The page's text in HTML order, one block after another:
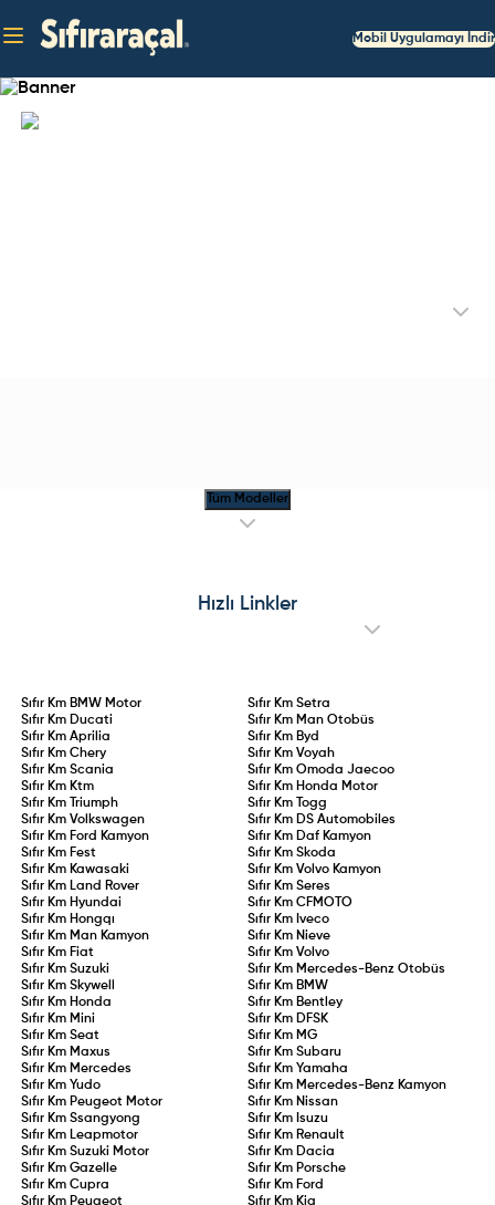
Mobil Uygulamayı İndir
Tüm Modeller
Hızlı Linkler
Sıfır Km BMW Motor Sıfır Km Setra
Sıfır Km Ducati Sıfır Km Man Otobüs
Sıfır KmAprilia Sıfır Km Byd
Sıfır KmChery Sıfır Km Voyah
Sıfır KmScania Sıfır Km Omoda Jaecoo
Sıfır Km Ktm Sıfır Km Honda Motor
Sıfır Km
Triumph Sıfır Km
Togg
Sıfır KmVolkswagen Sıfır Km DS Automobiles
Sıfır Km Ford Kamyon Sıfır Km Daf Kamyon
Sıfır Km Fest Sıfır Km Skoda
Sıfır Km Kawasaki Sıfır Km Volvo Kamyon
Sıfır Km Land Rover Sıfır Km Seres
Sıfır Km Hyundai Sıfır Km CFMOTO
Sıfır Km Hongqı Sıfır Km Iveco
Sıfır Km Man Kamyon Sıfır Km Nieve
Sıfır Km Fiat Sıfır Km Volvo
Sıfır KmSuzuki Sıfır Km Mercedes-Benz Otobüs
Sıfır KmSkywell Sıfır Km BMW
Sıfır Km Honda Sıfır Km Bentley
Sıfır Km Mini Sıfır Km DFSK
Sıfır KmSeat Sıfır Km MG
Sıfır Km Maxus Sıfır Km Subaru
Sıfır Km Mercedes Sıfır Km Yamaha
Sıfır KmYudo Sıfır Km Mercedes-Benz Kamyon
Sıfır Km Peugeot Motor Sıfır Km Nissan
Sıfır KmSsangyong Sıfır Km Isuzu
Sıfır Km Leapmotor Sıfır Km Renault
Sıfır KmSuzuki Motor Sıfır Km Dacia
Sıfır KmGazelle Sıfır Km Porsche
Sıfır KmCupra Sıfır Km Ford
Sıfır Km Peugeot Sıfır Km Kia